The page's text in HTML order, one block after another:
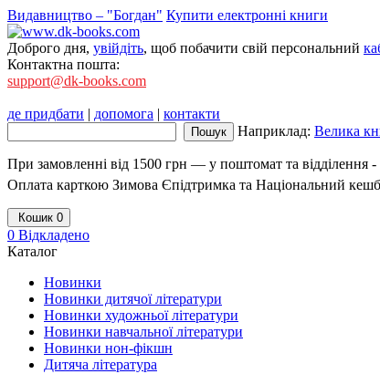
Видавництво – "Богдан" Купити електронні книги
Доброго дня, увійдіть, щоб побачити свій персональний
Контактна пошта:
support@dk-books.com
де придбати | допомога | контакти
Наприклад: Велика
При замовленні від 1500 грн — у поштомат та відділення -
Оплата карткою Зимова Єпідтримка та Національний
Кошик 0
0 Відкладено
Каталог
Новинки
Новинки дитячої літератури
Новинки художньої літератури
Новинки навчальної літератури
Новинки нон-фікшн
Дитяча література